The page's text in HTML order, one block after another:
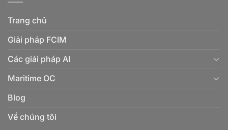
Trang chủ
Giải pháp FCIM
Các giải pháp AI
Maritime OC
Blog
Về chúng tôi